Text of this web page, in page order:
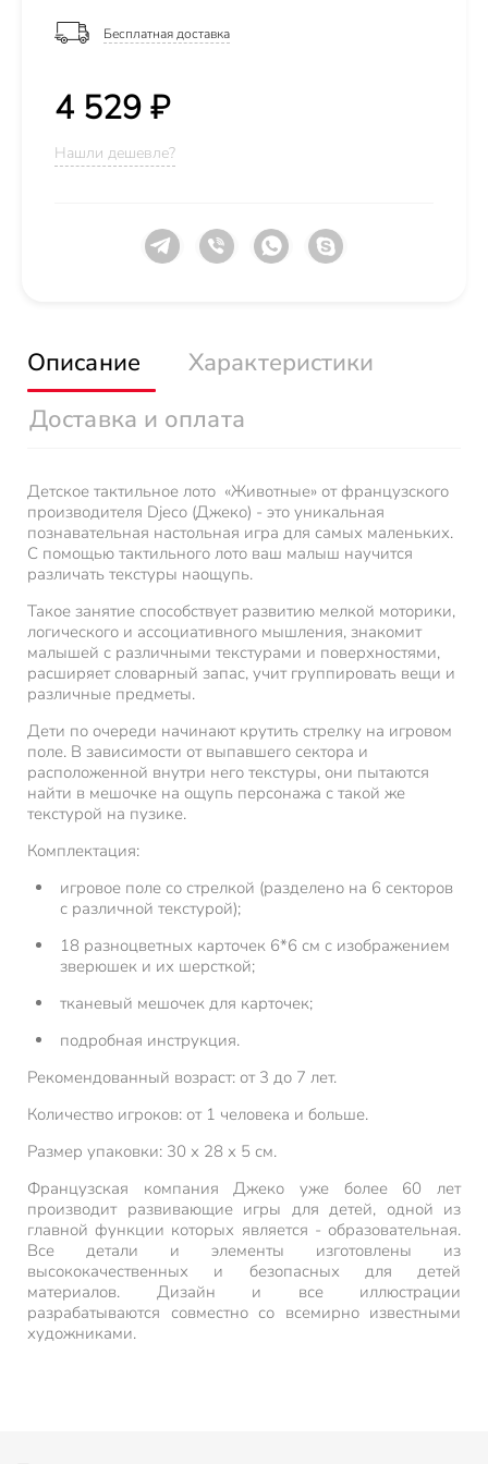
Бесплатная доставка
4 529 ₽
Нашли дешевле?
Описание
Характеристики
Доставка и оплата
Детское тактильное лото «Животные» от французского
производителя Djeco (Джеко) - это уникальная
познавательная настольная игра для самых маленьких.
С помощью тактильного лото ваш малыш научится
различать текстуры наощупь.
Такое занятие способствует развитию мелкой моторики,
логического и ассоциативного мышления, знакомит
малышей с различными текстурами и поверхностями,
расширяет словарный запас, учит группировать вещи и
различные предметы.
Дети по очереди начинают крутить стрелку на игровом
поле. В зависимости от выпавшего сектора и
расположенной внутри него текстуры, они пытаются
найти в мешочке на ощупь персонажа с такой же
текстурой на пузике.
Комплектация:
игровое поле со стрелкой (разделено на 6 секторов
с различной текстурой);
18 разноцветных карточек 6*6 см с изображением
зверюшек и их шерсткой;
тканевый мешочек для карточек;
подробная инструкция.
Рекомендованный возраст: от 3 до 7 лет.
Количество игроков: от 1 человека и больше.
Размер упаковки: 30 х 28 х 5 см.
Французская компания Джеко уже более 60 лет
производит развивающие игры для детей, одной из
главной функции которых является - образовательная.
Все детали и элементы изготовлены из
высококачественных и безопасных для детей
материалов. Дизайн и все иллюстрации
разрабатываются совместно со всемирно известными
художниками.